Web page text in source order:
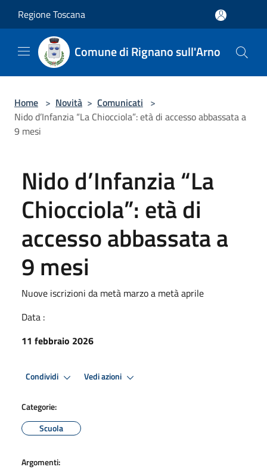
Regione Toscana
Comune di Rignano sull'Arno
Home > Novità > Comunicati >
Nido d’Infanzia “La Chiocciola”: età di accesso abbassata a
9 mesi
Nido d’Infanzia “La
Chiocciola”: età di
accesso abbassata a
9 mesi
Nuove iscrizioni da metà marzo a metà aprile
Data :
11 febbraio 2026
Condividi Vedi azioni
Categorie:
Scuola
Argomenti: